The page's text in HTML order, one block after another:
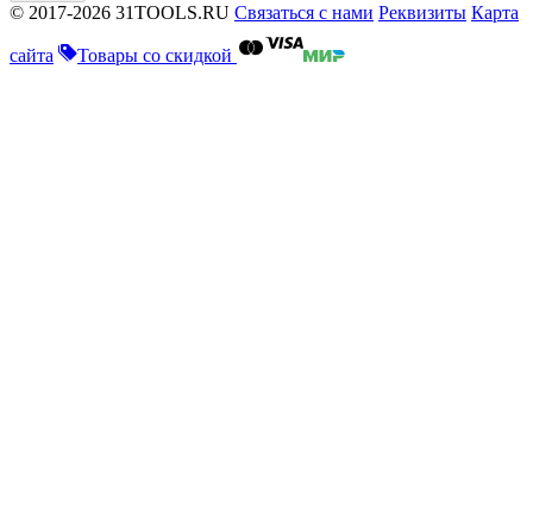
© 2017-2026 31TOOLS.RU Связаться с нами Реквизиты Карта
сайта Товары со скидкой